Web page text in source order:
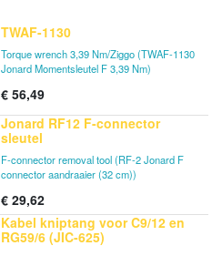
TWAF-1130
Torque wrench 3,39 Nm/Ziggo (TWAF-1130
Jonard Momentsleutel F 3,39 Nm)
€ 56,49
Jonard RF12 F-connector
sleutel
F-connector removal tool (RF-2 Jonard F
connector aandraaier (32 cm))
€ 29,62
Kabel kniptang voor C9/12 en
RG59/6 (JIC-625)